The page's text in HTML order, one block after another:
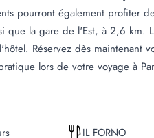
pourront également profiter
que la gare de l'Est, à 2,6 km.
Réservez dès maintenant
lors de votre voyage à
IL FORNO